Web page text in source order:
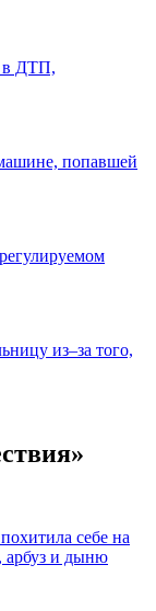
в ДТП,
попавшей
из–за того,
себе на
арбуз и дыню